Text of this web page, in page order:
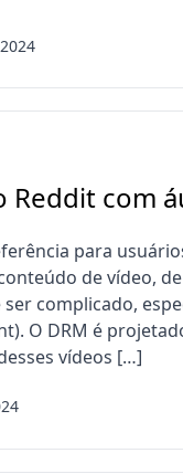
Reddit com
para
de vídeo,
complicado,
O DRM é
vídeos […]